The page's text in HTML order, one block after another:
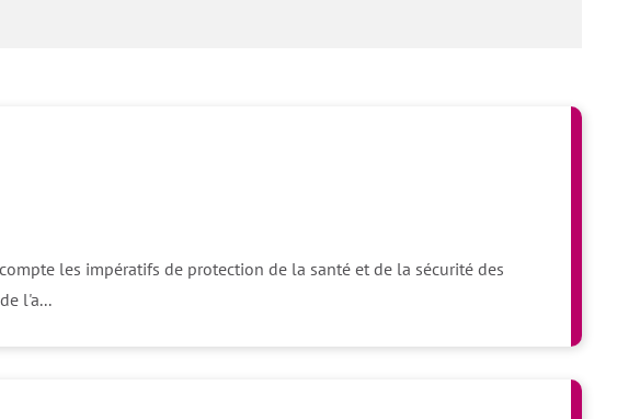
les impératifs de protection de la santé et de la sécurité des
l'a...